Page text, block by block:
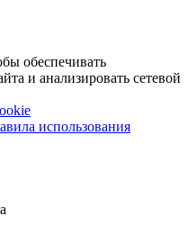
обеспечивать
и анализировать сетевой
использования